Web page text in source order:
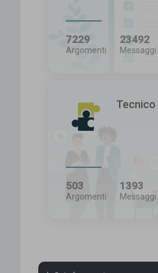
7229
Argomenti
23492
Messaggi
Tecnico
503
Argomenti
1393
Messaggi